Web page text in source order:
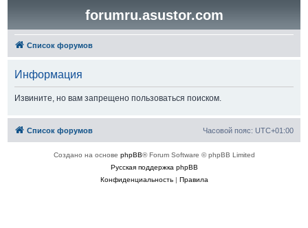
forumru.asustor.com
Список форумов
Информация
Извините, но вам запрещено пользоваться поиском.
Список форумов Часовой пояс: UTC+01:00
Создано на основе phpBB® Forum Software © phpBB Limited
Русская поддержка phpBB
Конфиденциальность| Правила